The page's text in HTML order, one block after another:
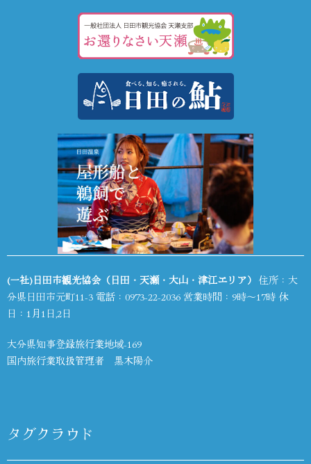
(一社)日田市観光協会（日田・天瀬・大山・津江エリア） 住所：大
分県日田市元町11-3 電話： 0973-22-2036 営業時間：9時～17時 休
日：1月1日,2日
大分県知事登録旅行業地域-169
国内旅行業取扱管理者 黒木陽介
タグクラウド